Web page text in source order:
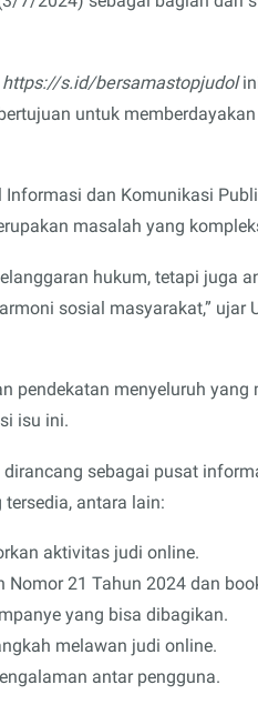
https://s.id/bersamastopjudol
untuk
Informasi dan Komunikasi
masalah yang
hukum, tetapi juga
sosial masyarakat,” ujar
pendekatan menyeluruh yang
isu ini.
dirancang sebagai pusat
antara lain:
aktivitas judi online.
Nomor 21 Tahun 2024 dan
yang bisa dibagikan.
melawan judi online.
antar pengguna.